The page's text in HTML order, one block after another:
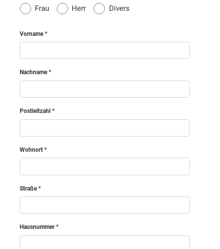
Gmünd
Hollabrunn
Horn
Korneuburg
Frau Herr Divers
Vorname
Nachname
Postleitzahl
Wohnort
Straße
Hausnummer